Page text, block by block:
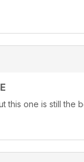
this one is still the